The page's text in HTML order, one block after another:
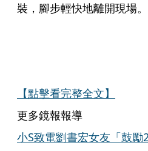
裝，腳步輕快地離開現場。
【點擊看完整全文】
更多鏡報報導
小S致電劉書宏女友「鼓